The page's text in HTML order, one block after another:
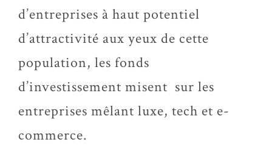
d’entreprises à haut potentiel
d’attractivité aux yeux de cette
population, les fonds
d’investissement misent sur les
entreprises mêlant luxe, tech et e-
commerce.